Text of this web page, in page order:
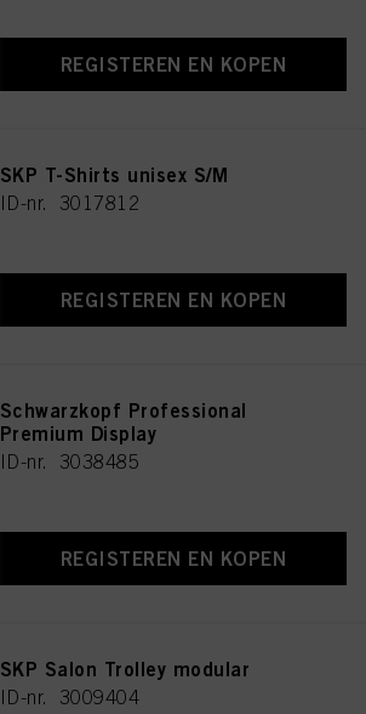
REGISTEREN EN KOPEN
SKP T-Shirts unisex S/M
ID-nr. 3017812
REGISTEREN EN KOPEN
Schwarzkopf Professional
Premium Display
ID-nr. 3038485
REGISTEREN EN KOPEN
SKP Salon Trolley modular
ID-nr. 3009404